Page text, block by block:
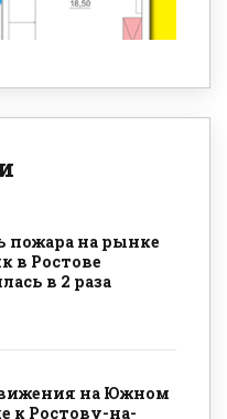
пожара на рынке
в Ростове
в 2 раза
на Южном
к Ростову-на-